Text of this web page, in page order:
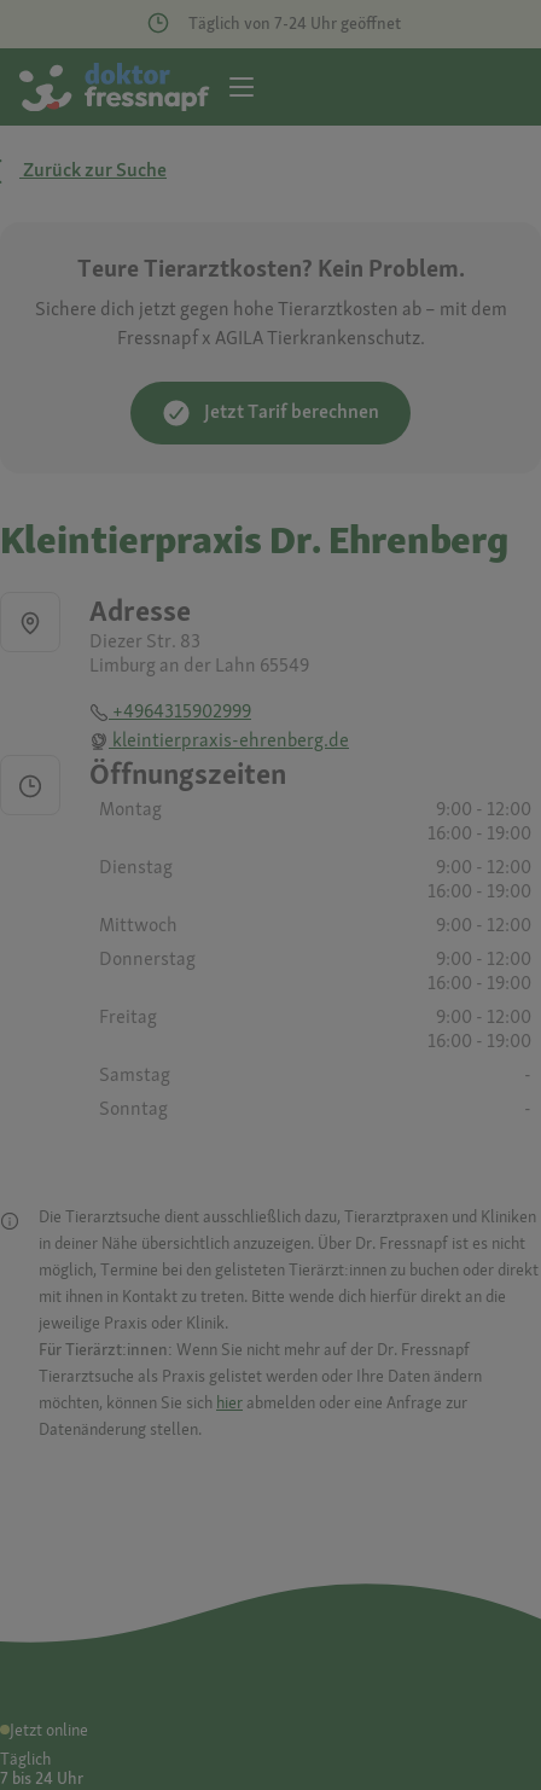
Täglich von 7-24 Uhr geöffnet
Zurück zur Suche
Teure Tierarztkosten? Kein Problem.
Sichere dich jetzt gegen hohe Tierarztkosten ab – mit dem
Fressnapf x AGILA Tierkrankenschutz.
Jetzt Tarif berechnen
Kleintierpraxis Dr. Ehrenberg
Adresse
Diezer Str. 83
Limburg an der Lahn 65549
+4964315902999
kleintierpraxis-ehrenberg.de
Öffnungszeiten
Montag
9:00 - 12:00
16:00 - 19:00
Dienstag
9:00 - 12:00
16:00 - 19:00
Mittwoch
9:00 - 12:00
Donnerstag
9:00 - 12:00
16:00 - 19:00
Freitag
9:00 - 12:00
16:00 - 19:00
Samstag
-
Sonntag
-
Die Tierarztsuche dient ausschließlich dazu, Tierarztpraxen und Kliniken
in deiner Nähe übersichtlich anzuzeigen. Über Dr. Fressnapf ist es nicht
möglich, Termine bei den gelisteten Tierärzt:innen zu buchen oder direkt
mit ihnen in Kontakt zu treten. Bitte wende dich hierfür direkt an die
jeweilige Praxis oder Klinik.
Für Tierärzt:innen: Wenn Sie nicht mehr auf der Dr. Fressnapf
Tierarztsuche als Praxis gelistet werden oder Ihre Daten ändern
möchten, können Sie sich hier abmelden oder eine Anfrage zur
Datenänderung stellen.
Jetzt online
Täglich
7 bis 24 Uhr